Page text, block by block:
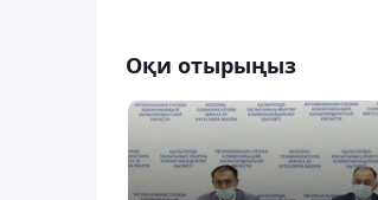
Оқи отырыңыз